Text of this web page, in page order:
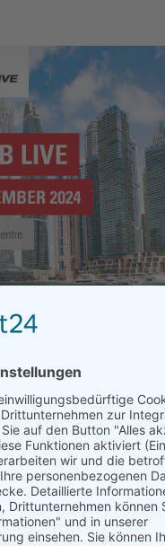
in Dubai
AG präsentiert
2 3